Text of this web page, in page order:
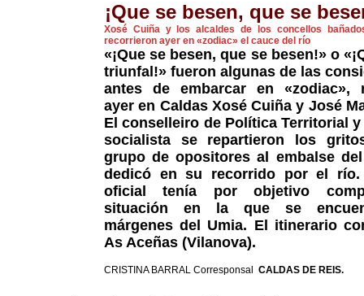
¡Que se besen, que se
Xosé Cuiña y los alcaldes de los concellos
recorrieron ayer en «zodiac» el cauce del río
«¡Que se besen, que se besen!» o
triunfal!» fueron algunas de las
antes de embarcar en «zodiac»,
ayer en Caldas Xosé Cuiña y José
El conselleiro de Política Territorial
socialista se repartieron los
grupo de opositores al embalse
dedicó en su recorrido por el
oficial tenía por objetivo
situación en la que se
márgenes del Umia. El itinerario
As Aceñas (Vilanova).
CRISTINA BARRAL Corresponsal CALDAS DE REIS.